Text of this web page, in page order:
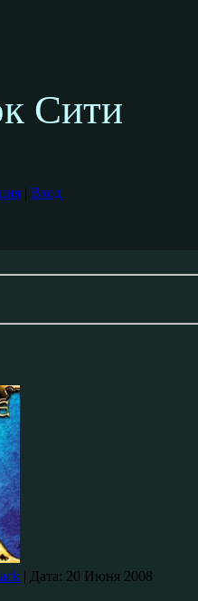
Сити
| Вход
| Дата: 20 Июня 2008